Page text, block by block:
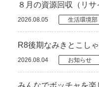
８月の資源回収（リ
2026.08.05 生活環境部
R8後期なみきとこし
2026.08.04 お知らせ
みんなでボッチャを楽